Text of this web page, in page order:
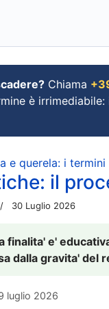
Chiama
è
e querela: i termini
il
30 Luglio 2026
finalita' e'
dalla gravita' del
luglio 2026